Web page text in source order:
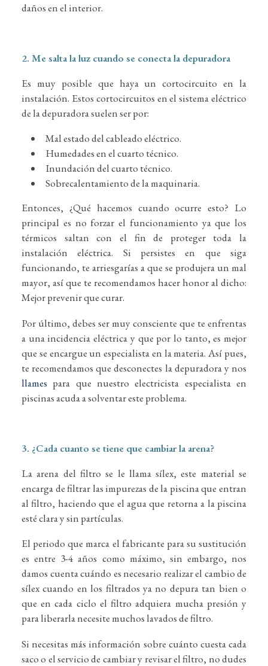
daños en el interior.
2. Me salta la luz cuando se conecta la depuradora
Es muy posible que haya un cortocircuito en la
instalación. Estos cortocircuitos en el sistema eléctrico
de la depuradora suelen ser por:
Mal estado del cableado eléctrico.
Humedades en el cuarto técnico.
Inundación del cuarto técnico.
Sobrecalentamiento de la maquinaria.
Entonces, ¿Qué hacemos cuando ocurre esto? Lo
principal es no forzar el funcionamiento ya que los
térmicos saltan con el fin de proteger toda la
instalación eléctrica. Si persistes en que siga
funcionando, te arriesgarías a que se produjera un mal
mayor, así que te recomendamos hacer honor al dicho:
Mejor prevenir que curar.
Por último, debes ser muy consciente que te enfrentas
a una incidencia eléctrica y que por lo tanto, es mejor
que se encargue un especialista en la materia. Así pues,
te recomendamos que desconectes la depuradora y nos
llames para que nuestro electricista especialista en
piscinas acuda a solventar este problema.
3. ¿Cada cuanto se tiene que cambiar la arena?
La arena del filtro se le llama sílex, este material se
encarga de filtrar las impurezas de la piscina que entran
al filtro, haciendo que el agua que retorna a la piscina
esté clara y sin partículas.
El periodo que marca el fabricante para su sustitución
es entre 3-4 años como máximo, sin embargo, nos
damos cuenta cuándo es necesario realizar el cambio de
sílex cuando en los filtrados ya no depura tan bien o
que en cada ciclo el filtro adquiera mucha presión y
para liberarla necesite muchos lavados de filtro.
Si necesitas más información sobre cuánto cuesta cada
saco o el servicio de cambiar y revisar el filtro, no dudes